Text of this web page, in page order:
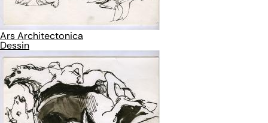
Ars Architectonica
Dessin